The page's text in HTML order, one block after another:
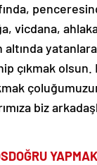
vicdana,
altında
çıkmak
biz